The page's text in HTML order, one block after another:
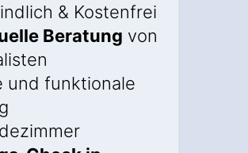
& Kostenfrei
Beratung von
und funktionale